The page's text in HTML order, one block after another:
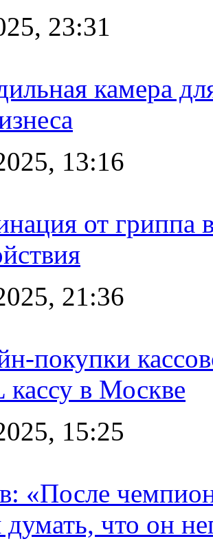
23:31
камера
13:16
от гриппа
21:36
покупки
кассу в Москве
15:25
«После
думать, что он